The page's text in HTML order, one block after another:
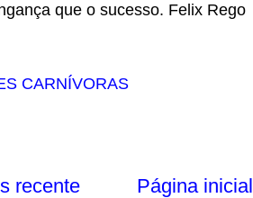
que o sucesso. Felix Rego
CARNÍVORAS
recente Página inicial